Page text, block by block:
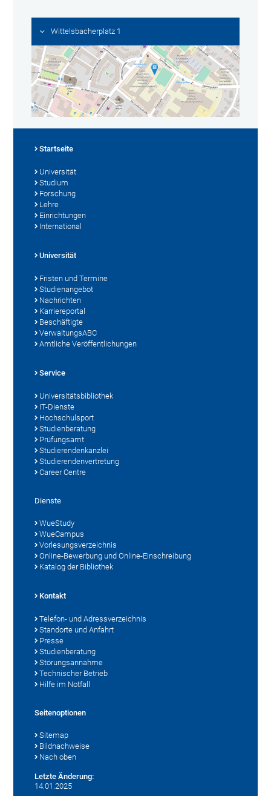
Wittelsbacherplatz 1
Startseite
Universität
Studium
Forschung
Lehre
Einrichtungen
International
Universität
Fristen und Termine
Studienangebot
Nachrichten
Karriereportal
Beschäftigte
VerwaltungsABC
Amtliche Veröffentlichungen
Service
Universitätsbibliothek
IT-Dienste
Hochschulsport
Studienberatung
Prüfungsamt
Studierendenkanzlei
Studierendenvertretung
Career Centre
Dienste
WueStudy
WueCampus
Vorlesungsverzeichnis
Online-Bewerbung und Online-Einschreibung
Katalog der Bibliothek
Kontakt
Telefon- und Adressverzeichnis
Standorte und Anfahrt
Presse
Studienberatung
Störungsannahme
Technischer Betrieb
Hilfe im Notfall
Seitenoptionen
Sitemap
Bildnachweise
Nach oben
Letzte Änderung:
14.01.2025